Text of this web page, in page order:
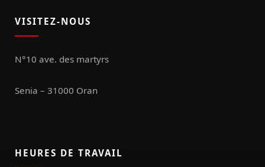
VISITEZ-NOUS
N°10 ave. des martyrs
Senia – 31000 Oran
HEURES DE TRAVAIL